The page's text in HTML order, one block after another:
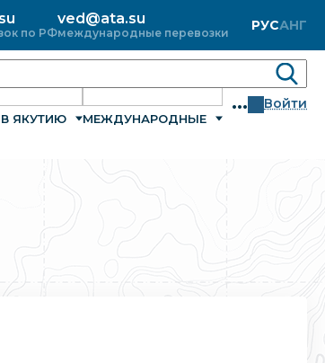
по РФ
ved@ata.su
международные перевозки РУСАНГ
ЯКУТИЮ МЕЖДУНАРОДНЫЕ
... Войти